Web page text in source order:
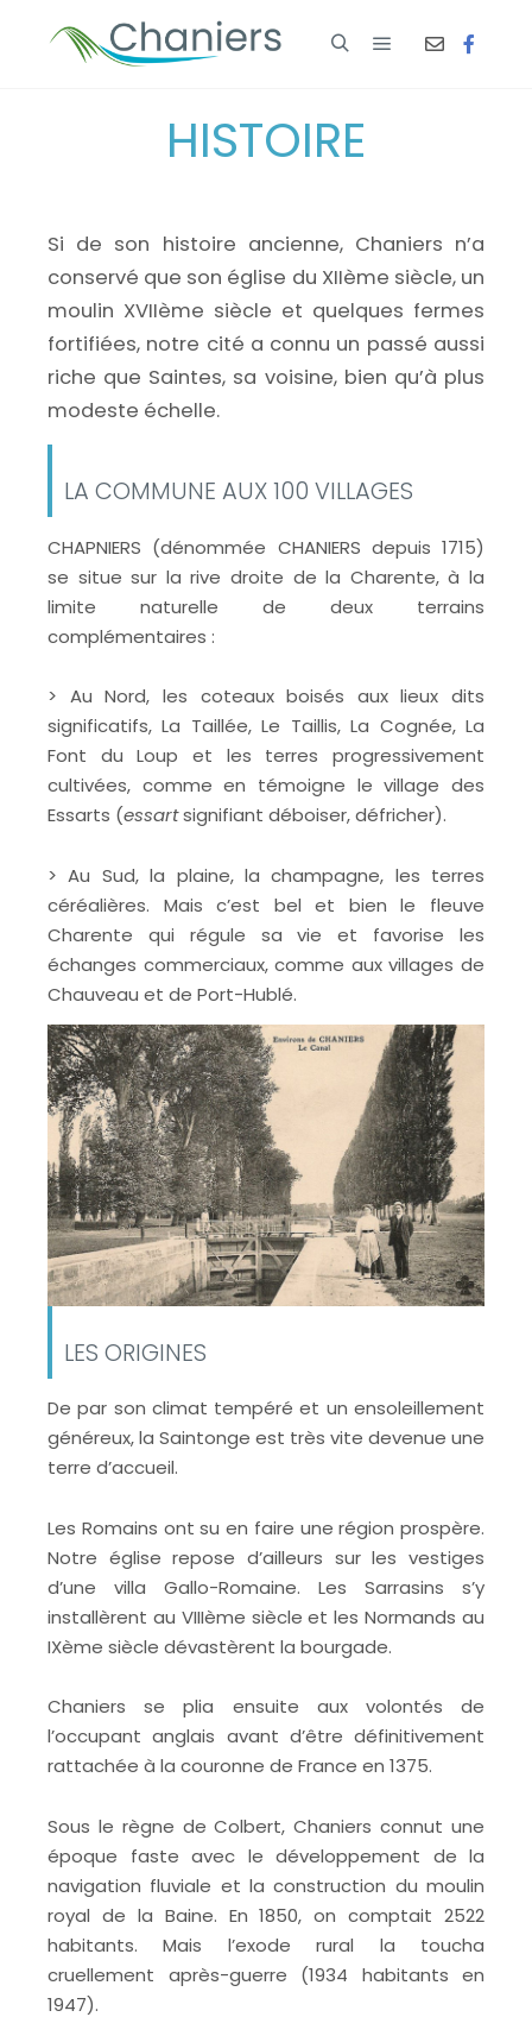
HISTOIRE
Si de son histoire ancienne, Chaniers n’a
conservé que son église du XIIème siècle, un
moulin XVIIème siècle et quelques fermes
fortifiées, notre cité a connu un passé aussi
riche que Saintes, sa voisine, bien qu’à plus
modeste échelle.
LA COMMUNE AUX 100 VILLAGES
CHAPNIERS (dénommée CHANIERS depuis 1715)
se situe sur la rive droite de la Charente, à la
limite naturelle de deux terrains
complémentaires :
> Au Nord, les coteaux boisés aux lieux dits
significatifs, La Taillée, Le Taillis, La Cognée, La
Font du Loup et les terres progressivement
cultivées, comme en témoigne le village des
Essarts (essartsignifiant déboiser, défricher).
> Au Sud, la plaine, la champagne, les terres
céréalières. Mais c’est bel et bien le fleuve
Charente qui régule sa vie et favorise les
échanges commerciaux, comme aux villages de
Chauveau et de Port-Hublé.
LES ORIGINES
De par son climat tempéré et un ensoleillement
généreux, la Saintonge est très vite devenue une
terre d’accueil.
Les Romains ont su en faire une région prospère.
Notre église repose d’ailleurs sur les vestiges
d’une villa Gallo-Romaine. Les Sarrasins s’y
installèrent au VIIIème siècle et les Normands au
IXème siècle dévastèrent la bourgade.
Chaniers se plia ensuite aux volontés de
l’occupant anglais avant d’être définitivement
rattachée à la couronne de France en 1375.
Sous le règne de Colbert, Chaniers connut une
époque faste avec le développement de la
navigation fluviale et la construction du moulin
royal de la Baine. En 1850, on comptait 2522
habitants. Mais l’exode rural la toucha
cruellement après-guerre (1934 habitants en
1947).